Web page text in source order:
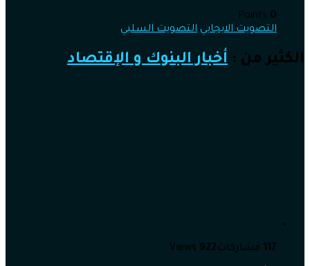
0
التصويت الايجابي التصويت السلبي
الكثير من : أخبار البنوك و الإقتصاد
117 مشاركات922